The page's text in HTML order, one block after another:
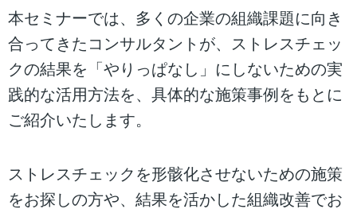
本セミナーでは、多くの企業の組織課題に向き
合ってきたコンサルタントが、ストレスチェッ
クの結果を「やりっぱなし」にしないための実
践的な活用方法を、具体的な施策事例をもとに
ご紹介いたします。
ストレスチェックを形骸化させないための施策
をお探しの方や、結果を活かした組織改善でお